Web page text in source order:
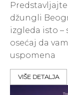
džungli
izgleda isto –
osećaj da
uspomena
VIŠE DETALJA